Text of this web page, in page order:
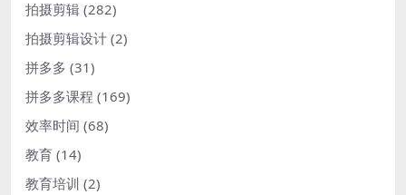
拍摄剪辑 (282)
拍摄剪辑设计 (2)
拼多多 (31)
拼多多课程 (169)
效率时间 (68)
教育 (14)
教育培训 (2)